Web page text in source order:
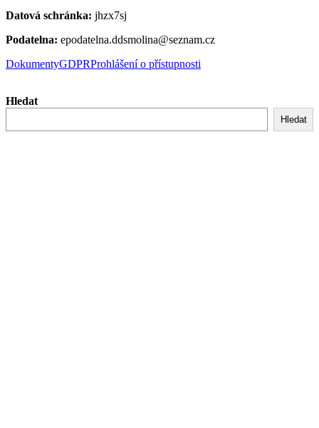
Datová schránka: jhzx7sj
Podatelna: epodatelna.ddsmolina@seznam.cz
DokumentyGDPRProhlášení o přístupnosti
Hledat
Hledat